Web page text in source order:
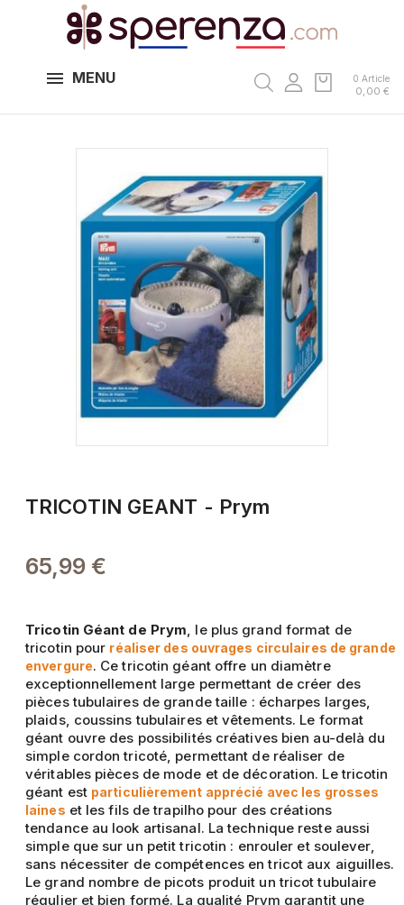
MENU 0 Article
0,00 €
TRICOTIN GEANT - Prym
65,99 €
Tricotin Géant de Prym, le plus grand format de
tricotin pour réaliser des ouvrages circulaires de grande
envergure. Ce tricotin géant offre un diamètre
exceptionnellement large permettant de créer des
pièces tubulaires de grande taille : écharpes larges,
plaids, coussins tubulaires et vêtements. Le format
géant ouvre des possibilités créatives bien au-delà du
simple cordon tricoté, permettant de réaliser de
véritables pièces de mode et de décoration. Le tricotin
géant est particulièrement apprécié avec les grosses
laines et les fils de trapilho pour des créations
tendance au look artisanal. La technique reste aussi
simple que sur un petit tricotin : enrouler et soulever,
sans nécessiter de compétences en tricot aux aiguilles.
Le grand nombre de picots produit un tricot tubulaire
régulier et bien formé. La qualité Prym garantit une